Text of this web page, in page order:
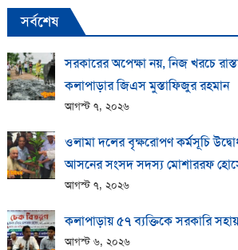
সর্বশেষ
সরকারের অপেক্ষা নয়, নিজ খরচে
কলাপাড়ার জিএস মুস্তাফিজুর রহমান
আগস্ট ৭, ২০২৬
ওলামা দলের বৃক্ষরোপণ কর্মসূচি
আসনের সংসদ সদস্য মোশাররফ
আগস্ট ৭, ২০২৬
কলাপাড়ায় ​৫৭ ব্যক্তিকে সরকারি
আগস্ট ৬, ২০২৬